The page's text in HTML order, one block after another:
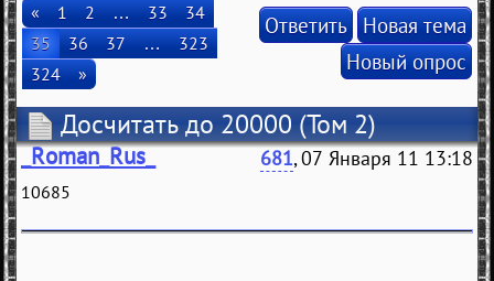
« 1 2 … 33
34
35
36 37 …
323
324
»
Ответить Новая тема
Новый опрос
Досчитать до 20000 (Том 2)
_Roman_Rus_ 681, 07 Января 11 13:18
10685